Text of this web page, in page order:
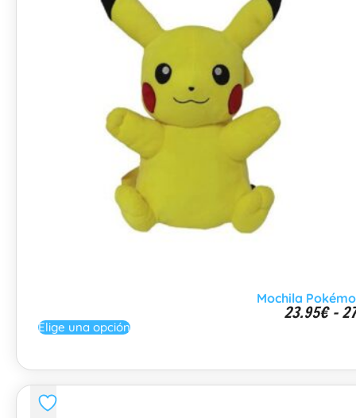
Mochila
23.95€ -
Elige una opción